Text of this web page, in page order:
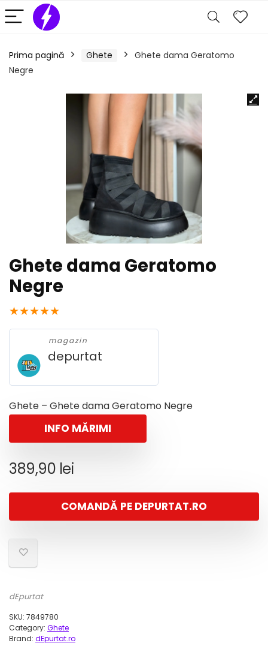
Prima pagină Ghete
Ghete dama Geratomo
Negre
Ghete dama Geratomo
Negre
★★★★★
magazin
depurtat
Ghete – Ghete dama Geratomo Negre
INFO MĂRIMI
389,90 lei
COMANDĂ PE DEPURTAT.RO
dEpurtat
SKU: 7849780
Category: Ghete
Brand: dEpurtat.ro